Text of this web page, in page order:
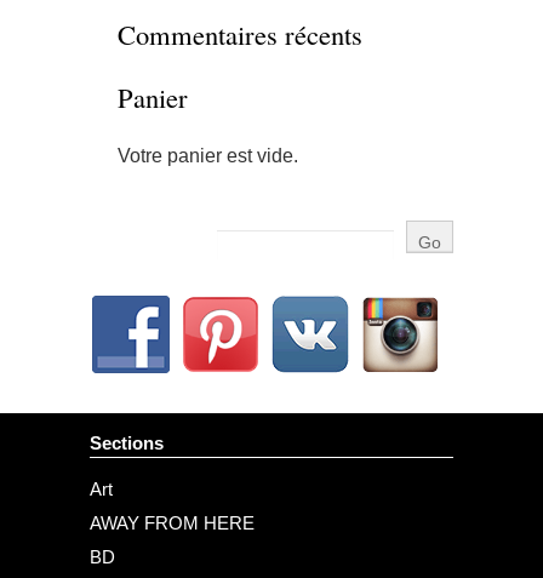
Commentaires récents
Panier
Votre panier est vide.
Sections
Art
AWAY FROM HERE
BD